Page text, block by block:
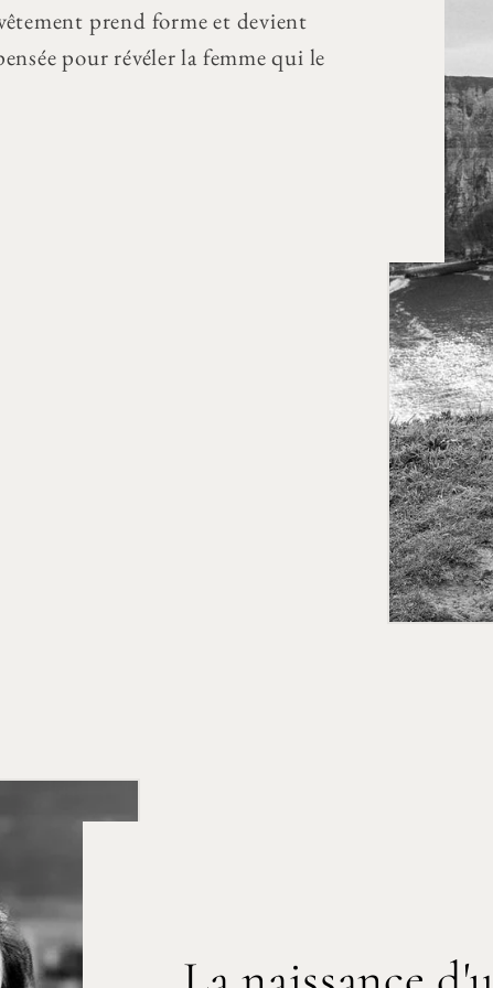
prend forme et devient
pour révéler la femme qui le